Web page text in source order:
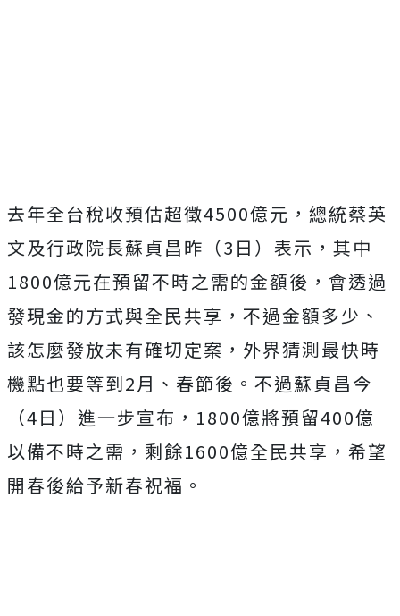
去年全台稅收預估超徵4500億元，總統蔡英
文及行政院長蘇貞昌昨（3日）表示，其中
1800億元在預留不時之需的金額後，會透過
發現金的方式與全民共享，不過金額多少、
該怎麼發放未有確切定案，外界猜測最快時
機點也要等到2月、春節後。不過蘇貞昌今
（4日）進一步宣布，1800億將預留400億
以備不時之需，剩餘1600億全民共享，希望
開春後給予新春祝福。